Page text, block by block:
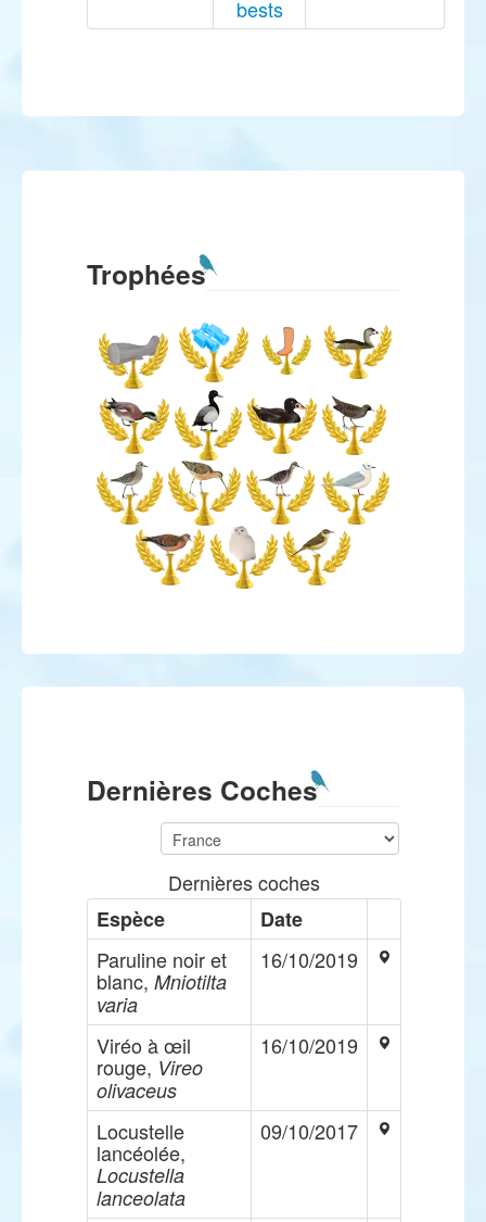
bests
Trophées
Dernières Coches
Dernières coches
Espèce
Date
Paruline noir et
blanc, Mniotilta
varia
16/10/2019
Viréo à œil
rouge, Vireo
olivaceus
16/10/2019
Locustelle
lancéolée,
Locustella
lanceolata
09/10/2017